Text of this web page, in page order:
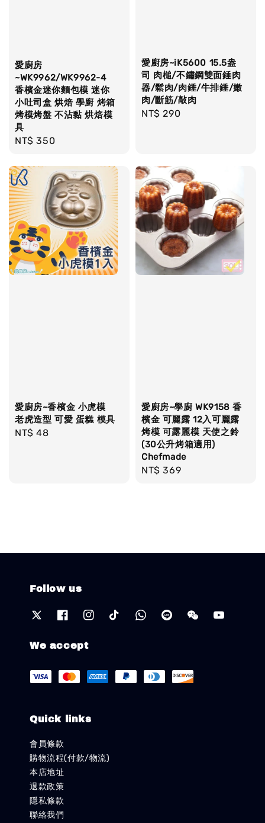
愛廚房
~WK9962/WK9962-4
香檳金迷你麵包模 迷你
小吐司盒 烘焙 學廚 烤箱
烤模烤盤 不沾黏 烘焙模
具
Regular
NT$ 350
愛廚房~iK5600 15.5盎
司 肉槌/不鏽鋼雙面錘肉
器/鬆肉/肉錘/牛排錘/嫩
肉/斷筋/敲肉
Regular
NT$ 290
愛廚房~香檳金 小虎模
老虎造型 可愛 蛋糕 模具
Regular
NT$ 48
愛廚房~學廚 WK9158 香
檳金 可麗露 12入可麗露
烤模 可露麗模 天使之鈴
(30公升烤箱適用)
Chefmade
Regular
NT$ 369
Follow us
We accept
Quick links
會員條款
購物流程(付款/物流)
本店地址
退款政策
隱私條款
聯絡我們